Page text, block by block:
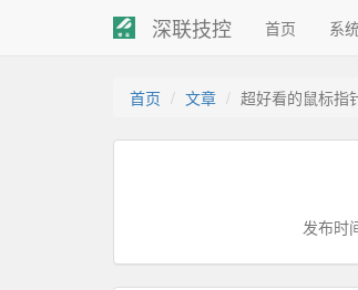
深联技控 首页 系
首页 文章 超好看的鼠标指
发布时